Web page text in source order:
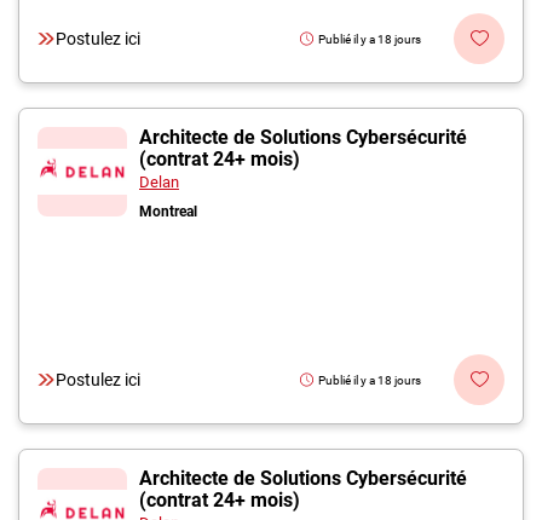
Postulez ici Publié il y a 18 jours
Architecte de Solutions Cybersécurité
(contrat 24+ mois)
Delan
Montreal
Postulez ici Publié il y a 18 jours
Architecte de Solutions Cybersécurité
(contrat 24+ mois)